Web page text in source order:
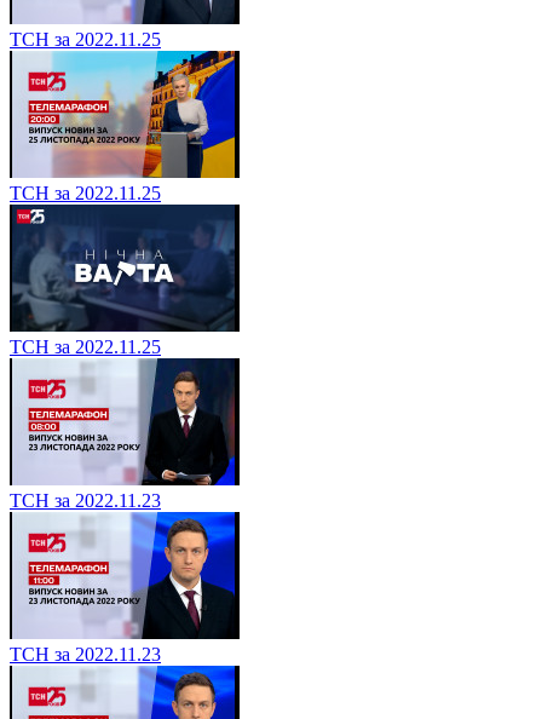
ТСН за 2022.11.25
ТСН за 2022.11.25
ТСН за 2022.11.25
ТСН за 2022.11.23
ТСН за 2022.11.23